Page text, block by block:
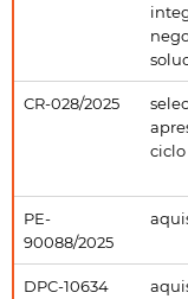
CR-028/2025
ciclo
PE-
90088/2025
DPC-10634